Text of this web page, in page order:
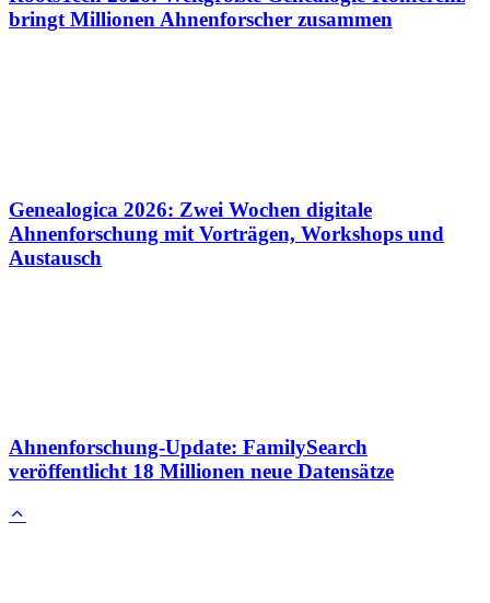
bringt Millionen Ahnenforscher zusammen
Genealogica 2026: Zwei Wochen digitale
Ahnenforschung mit Vorträgen, Workshops und
Austausch
Ahnenforschung-Update: FamilySearch
veröffentlicht 18 Millionen neue Datensätze